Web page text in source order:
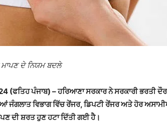
ਮਾਪਣ ਦੇ ਨਿਯਮ ਬਦਲੇ
ਪੰਜਾਬ) – ਹਰਿਆਣਾ ਸਰਕਾਰ ਨੇ ਸਰਕਾਰੀ ਭਰਤੀ
ਜੰਗਲਾਤ ਵਿਭਾਗ ਵਿੱਚ ਰੇਂਜਰ, ਡਿਪਟੀ ਰੇਂਜਰ ਅਤੇ ਹੋਰ
ਦੀ ਸ਼ਰਤ ਹੁਣ ਹਟਾ ਦਿੱਤੀ ਗਈ ਹੈ।